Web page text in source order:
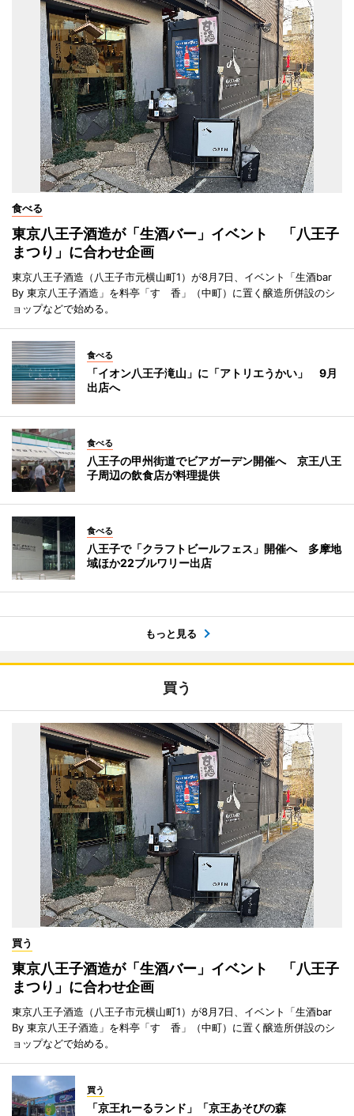
食べる
東京八王子酒造が「生酒バー」イベント 「八王子
まつり」に合わせ企画
東京八王子酒造（八王子市元横山町1）が8月7日、イベント「生酒bar
By 東京八王子酒造」を料亭「すゞ香」（中町）に置く醸造所併設のシ
ョップなどで始める。
食べる
「イオン八王子滝山」に「アトリエうかい」 9月
出店へ
食べる
八王子の甲州街道でビアガーデン開催へ 京王八王
子周辺の飲食店が料理提供
食べる
八王子で「クラフトビールフェス」開催へ 多摩地
域ほか22ブルワリー出店
もっと見る
買う
買う
東京八王子酒造が「生酒バー」イベント 「八王子
まつり」に合わせ企画
東京八王子酒造（八王子市元横山町1）が8月7日、イベント「生酒bar
By 東京八王子酒造」を料亭「すゞ香」（中町）に置く醸造所併設のシ
ョップなどで始める。
買う
「京王れーるランド」「京王あそびの森